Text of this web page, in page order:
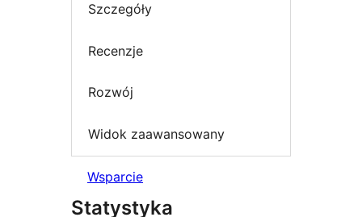
Szczegóły
Recenzje
Rozwój
Widok zaawansowany
Wsparcie
Statystyka